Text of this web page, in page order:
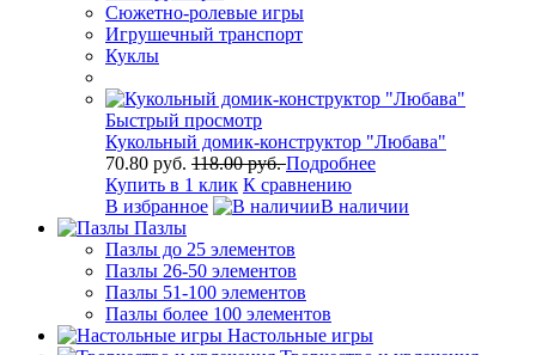
Сюжетно-ролевые игры
Игрушечный транспорт
Куклы
Быстрый просмотр
Кукольный домик-конструктор "Любава"
70.80 руб. 118.00 руб.Подробнее
Купить в 1 клик К сравнению
В избранное
В наличии
Пазлы
Пазлы до 25 элементов
Пазлы 26-50 элементов
Пазлы 51-100 элементов
Пазлы более 100 элементов
Настольные игры